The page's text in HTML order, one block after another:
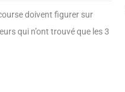
doivent figurer sur
qui n’ont trouvé que les 3